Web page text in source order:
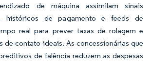
de máquina assimilam sinais
históricos de pagamento e feeds de
real para prever taxas de rolagem e
de contato ideais. As concessionárias que
de falência reduzem as despesas